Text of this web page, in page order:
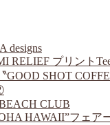
designs
RELIEF プリント
GOOD SHOT
CLUB
HAWAII”フェア